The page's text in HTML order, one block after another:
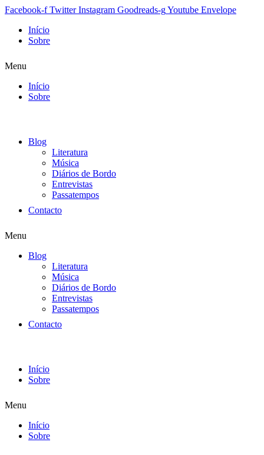
Facebook-f Twitter Instagram Goodreads-gYoutube Envelope
Início
Sobre
Menu
Início
Sobre
Blog
Literatura
Música
Diários de Bordo
Entrevistas
Passatempos
Contacto
Menu
Blog
Literatura
Música
Diários de Bordo
Entrevistas
Passatempos
Contacto
Início
Sobre
Menu
Início
Sobre